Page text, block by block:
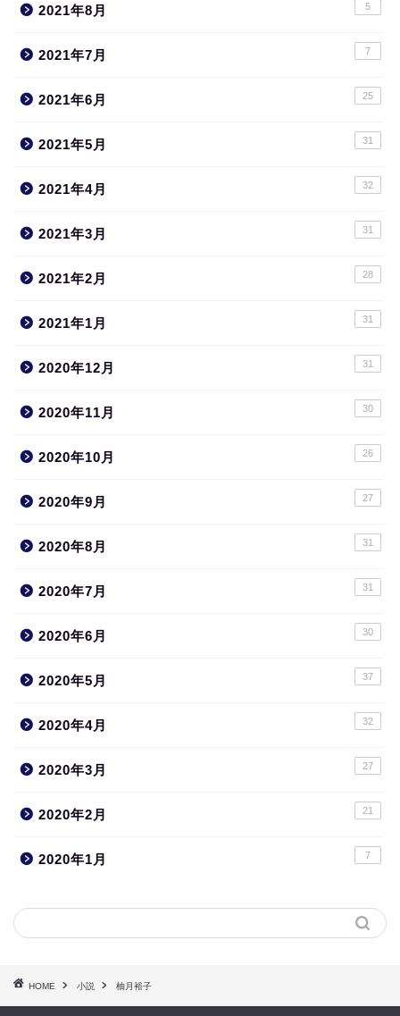
2021年8月 5
2021年7月 7
2021年6月 25
2021年5月 31
2021年4月 32
2021年3月 31
2021年2月 28
2021年1月 31
2020年12月 31
2020年11月 30
2020年10月 26
2020年9月 27
2020年8月 31
2020年7月 31
2020年6月 30
2020年5月 37
2020年4月 32
2020年3月 27
2020年2月 21
2020年1月 7
HOME 小説 柚月裕子